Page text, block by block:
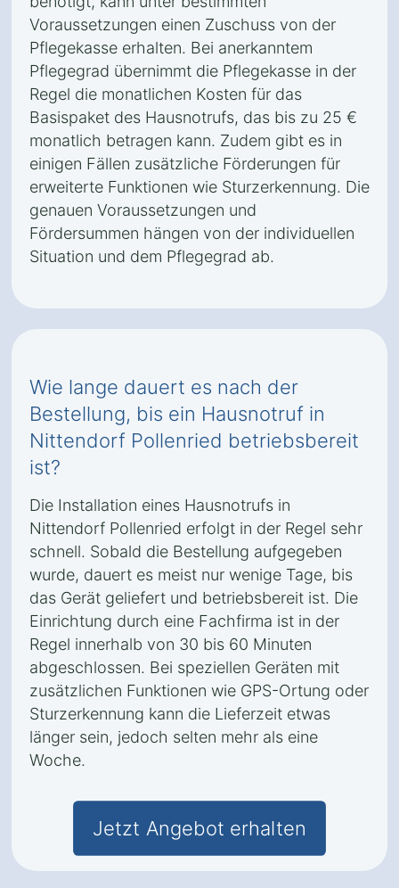
Voraussetzungen einen Zuschuss von der
Pflegekasse erhalten. Bei anerkanntem
Pflegegrad übernimmt die Pflegekasse in der
Regel die monatlichen Kosten für das
Basispaket des Hausnotrufs, das bis zu 25 €
monatlich betragen kann. Zudem gibt es in
einigen Fällen zusätzliche Förderungen für
erweiterte Funktionen wie Sturzerkennung. Die
genauen Voraussetzungen und
Fördersummen hängen von der individuellen
Situation und dem Pflegegrad ab.
Wie lange dauert es nach der
Bestellung, bis ein Hausnotruf in
Nittendorf Pollenried betriebsbereit
ist?
Die Installation eines Hausnotrufs in
Nittendorf Pollenried erfolgt in der Regel sehr
schnell. Sobald die Bestellung aufgegeben
wurde, dauert es meist nur wenige Tage, bis
das Gerät geliefert und betriebsbereit ist. Die
Einrichtung durch eine Fachfirma ist in der
Regel innerhalb von 30 bis 60 Minuten
abgeschlossen. Bei speziellen Geräten mit
zusätzlichen Funktionen wie GPS-Ortung oder
Sturzerkennung kann die Lieferzeit etwas
länger sein, jedoch selten mehr als eine
Woche.
Jetzt Angebot erhalten